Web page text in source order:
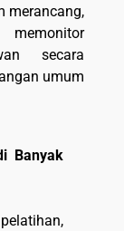
merancang,
secara
umum
Banyak